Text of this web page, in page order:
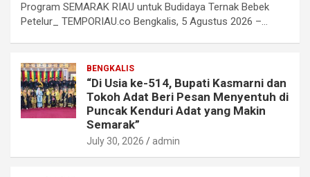
Program SEMARAK RIAU untuk Budidaya Ternak Bebek
Petelur_ TEMPORIAU.co Bengkalis, 5 Agustus 2026 –…
BENGKALIS
“Di Usia ke-514, Bupati Kasmarni dan
Tokoh Adat Beri Pesan Menyentuh di
Puncak Kenduri Adat yang Makin
Semarak”
July 30, 2026 admin